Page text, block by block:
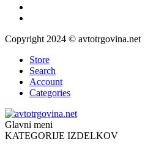
Copyright 2024 © avtotrgovina.net
Store
Search
Account
Categories
Glavni meni
KATEGORIJE IZDELKOV